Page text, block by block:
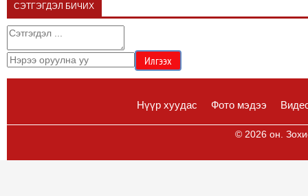
СЭТГЭГДЭЛ БИЧИХ
Нүүр хуудас Фото мэдээ
© 2026 он.